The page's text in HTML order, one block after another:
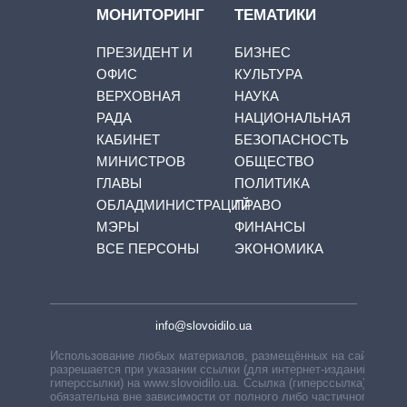
МОНИТОРИНГ
ПРЕЗИДЕНТ И
ОФИС
ВЕРХОВНАЯ
РАДА
КАБИНЕТ
МИНИСТРОВ
ГЛАВЫ
ОБЛАДМИНИСТРАЦИЙ
МЭРЫ
ВСЕ ПЕРСОНЫ
ТЕМАТИКИ
БИЗНЕС
КУЛЬТУРА
НАУКА
НАЦИОНАЛЬНАЯ
БЕЗОПАСНОСТЬ
ОБЩЕСТВО
ПОЛИТИКА
ПРАВО
ФИНАНСЫ
ЭКОНОМИКА
info@slovoidilo.ua
Использование любых материалов, размещённых на сайте,
разрешается при указании ссылки (для интернет-изданий —
гиперссылки) на www.slovoidilo.ua. Ссылка (гиперссылка)
обязательна вне зависимости от полного либо частичного